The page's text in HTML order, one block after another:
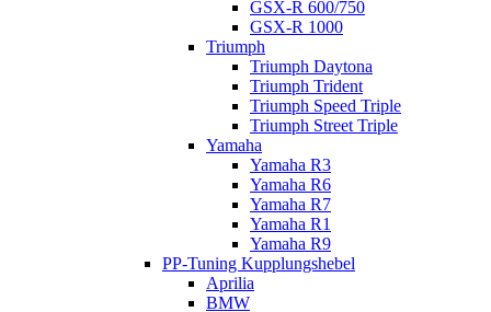
GSX-R 600/750
GSX-R 1000
Triumph
Triumph Daytona
Triumph Trident
Triumph Speed Triple
Triumph Street Triple
Yamaha
Yamaha R3
Yamaha R6
Yamaha R7
Yamaha R1
Yamaha R9
PP-Tuning Kupplungshebel
Aprilia
BMW